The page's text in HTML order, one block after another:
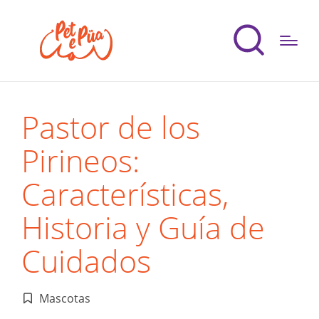
Pastor de los
Pirineos:
Características,
Historia y Guía de
Cuidados
Publicado
Mascotas